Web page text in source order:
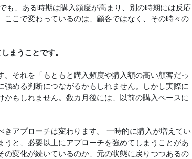
も、ある時期は購入頻度が高まり、別の時期には反応
こで変わっているのは、顧客ではなく、その時々の
まうことです。
それを「もともと購入頻度や購入額の高い顧客だっ
める判断につながるかもしれません。しかし実際に
もしれません。数カ月後には、以前の購入ペースに
アプローチは変わります。 一時的に購入が増えてい
と、必要以上にアプローチを強めてしまうことがあ
変化が続いているのか、元の状態に戻りつつあるの